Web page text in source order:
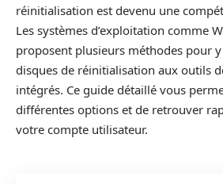
réinitialisation est devenu une
Les systèmes d’exploitation comme
proposent plusieurs méthodes pour y
disques de réinitialisation aux outils
intégrés. Ce guide détaillé vous
différentes options et de retrouver
votre compte utilisateur.